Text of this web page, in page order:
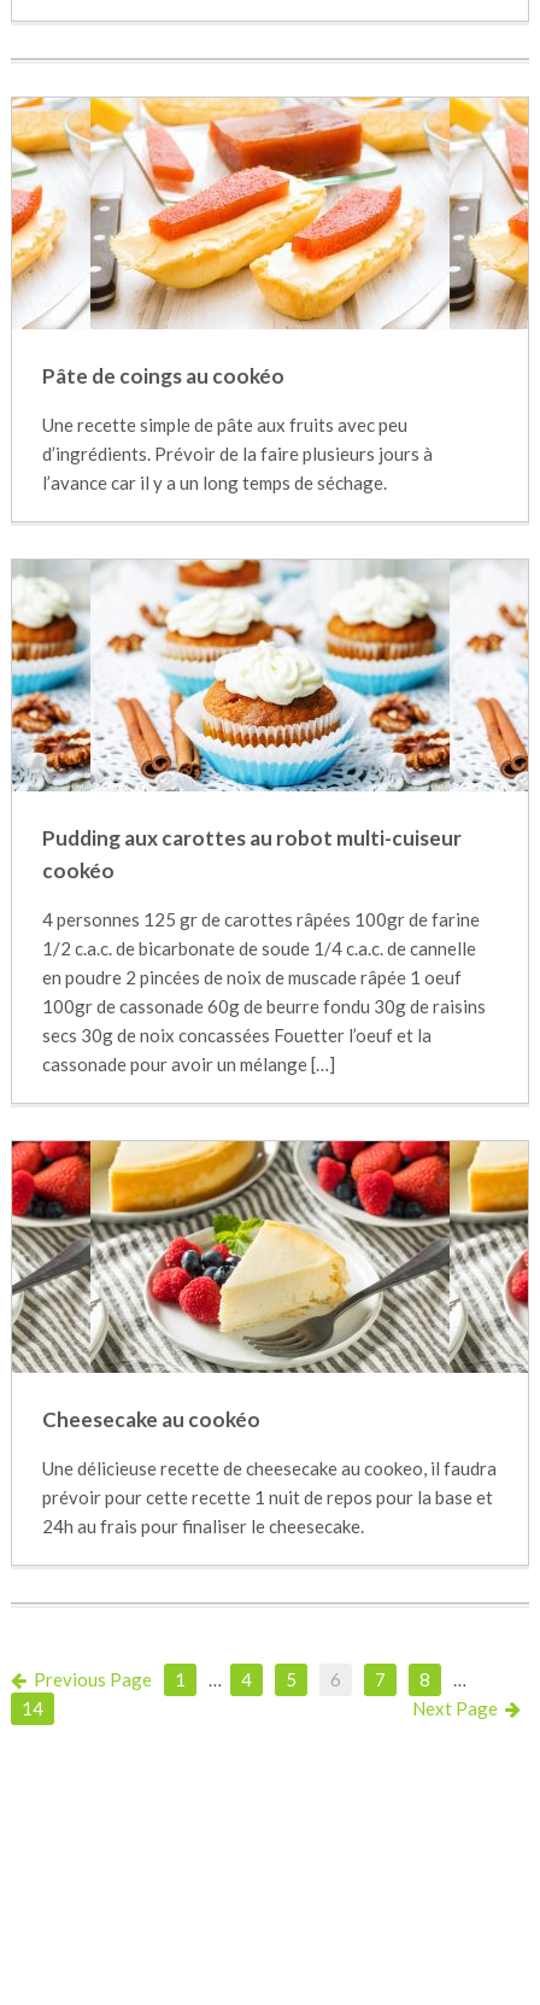
Pâte de coings au cookéo
Une recette simple de pâte aux fruits avec peu
d’ingrédients. Prévoir de la faire plusieurs jours à
l’avance car il y a un long temps de séchage.
Pudding aux carottes au robot multi-cuiseur
cookéo
4 personnes 125 gr de carottes râpées 100gr de farine
1/2 c.a.c. de bicarbonate de soude 1/4 c.a.c. de cannelle
en poudre 2 pincées de noix de muscade râpée 1 oeuf
100gr de cassonade 60g de beurre fondu 30g de raisins
secs 30g de noix concassées Fouetter l’oeuf et la
cassonade pour avoir un mélange […]
Cheesecake au cookéo
Une délicieuse recette de cheesecake au cookeo, il faudra
prévoir pour cette recette 1 nuit de repos pour la base et
24h au frais pour finaliser le cheesecake.
Previous Page 1 … 4 5 6 7 8
…
14
Next Page